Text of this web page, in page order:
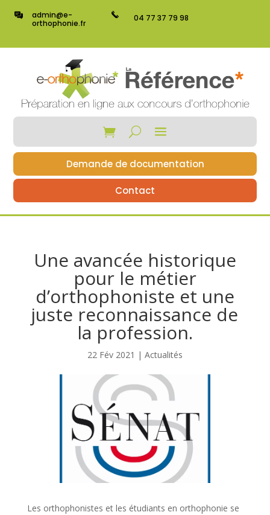
admin@e-
orthophonie.fr
04 77 37 79 98
Demande de documentation
Contact
Une avancée historique
pour le métier
d’orthophoniste et une
juste reconnaissance de
la profession.
22 Fév 2021 | Actualités
Les orthophonistes et les étudiants en orthophonie se